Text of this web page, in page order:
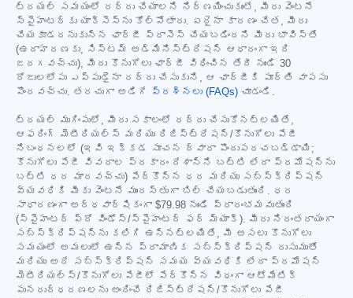
ట్రయల్ సమయంలో రద్దు చేయాలని నిర్ణయించుకుంటే, మీరు వెంటనే
స్పైహంటర్‌కు యాక్సెస్‌ను కోల్పోతారు. ఏదైనా కారణం చేత, మీరు
చేయకూడదనుకున్న ఛార్జీ ప్రాసెస్ చేయబడిందని మీరు భావిస్తే
(ఉదాహరణకు, సిస్టమ్ అడ్మినిస్ట్రేషన్ ఆధారంగా ఇది
జరగవచ్చు), మీరు కొనుగోలు ఛార్జీ విధించిన తేదీ నుండి 30
రోజులలోపు ఎప్పుడైనా రద్దు చేసుకుని, ఆ ఛార్జీకి పూర్తి వాపసు
పొందవచ్చు. తరచుగా అడిగే
ప్రశ్నలు (FAQs) చూడండి.
ట్రయల్ ముగింపులో, మీరు సకాలంలో రద్దు చేసుకోనట్లయితే,
ఆఫరింగ్ మెటీరియల్స్ మరియు రిజిస్ట్రేషన్/కొనుగోలు పేజీ
నిబంధనలలో (ఇవి ఇక్కడ సూచన ద్వారా పొందుపరచబడ్డాయి;
కొనుగోలు పేజీ వివరాల ప్రకారం దేశాన్ని బట్టి లేదా ప్రమోషన్‌ను
బట్టి ధర మారవచ్చు) పేర్కొన్న ధర మరియు సబ్‌స్క్రిప్షన్
వ్యవధికి మీకు వెంటనే ముందస్తుగా బిల్ చేయబడుతుంది. ధర
సాధారణంగా అర్ధవార్షికంగా $79.98 నుండి ప్రారంభమవుతుంది
(స్పైహంటర్ ప్రో విండోస్/స్పైహంటర్ ఫర్ మ్యాక్). మీరు నిరంతరాయంగా
సబ్‌స్క్రిప్షన్‌ను కలిగి ఉన్నట్లయితే, మీ అసలు కొనుగోలు
సమయంలో అమలులో ఉన్న ప్రామాణిక సబ్‌స్క్రిప్షన్ రుసుముతో
మరియు అదే సబ్‌స్క్రిప్షన్ సమయ వ్యవధికి లేదా ప్రమోషన్
మెటీరియల్స్/కొనుగోలు పేజీలో పేర్కొన్న విధంగా ఆటోమేటిక్
పునరుద్ధరణలను అందించే రిజిస్ట్రేషన్/కొనుగోలు పేజీ